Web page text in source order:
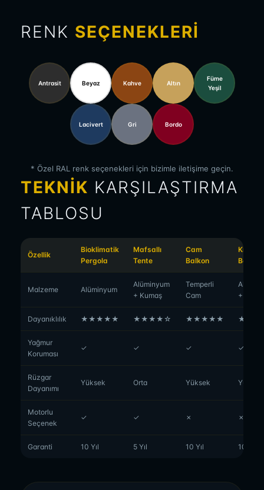
RENK SEÇENEKLERI
Antrasit Beyaz Kahve Altın
Füme
Yeşil
Lacivert Gri Bordo
* Özel RAL renk seçenekleri için bizimle iletişime geçin.
TEKNIK KARŞILAŞTIRMA
TABLOSU
Özellik
Bioklimatik
Pergola
Mafsallı
Tente
Cam
Balkon
Kış
Malzeme Alüminyum
Alüminyum
+ Kumaş
Temperli
Cam
+ Cam
Dayanıklılık ★★★★★ ★★★★☆ ★★★★★
Yağmur
Koruması
✓ ✓ ✓ ✓
Rüzgar
Dayanımı
Yüksek Orta Yüksek Yüksek
Motorlu
Seçenek
✓ ✓ ✗ ✗
Garanti 10 Yıl 5 Yıl 10 Yıl 10 Yıl